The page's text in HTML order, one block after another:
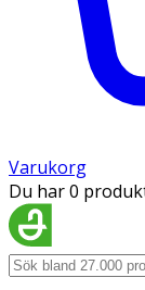
Varukorg
Du har 0